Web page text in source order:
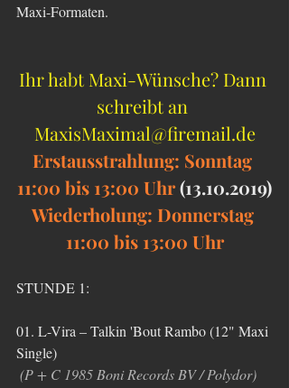
Maxi-Formaten.
Ihr habt Maxi-Wünsche? Dann
schreibt an
MaxisMaximal@firemail.de
Erstausstrahlung: Sonntag
11:00 bis 13:00 Uhr (13.10.2019)
Wiederholung: Donnerstag
11:00 bis 13:00 Uhr
STUNDE 1:
01. L-Vira ‎– Talkin 'Bout Rambo (12" Maxi
Single)
(P + C 1985 Boni Records BV / Polydor)